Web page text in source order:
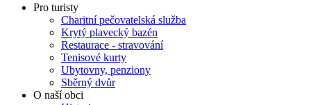
Pro turisty
Charitní pečovatelská služba
Krytý plavecký bazén
Restaurace - stravování
Tenisové kurty
Ubytovny, penziony
Sběrný dvůr
O naší obci